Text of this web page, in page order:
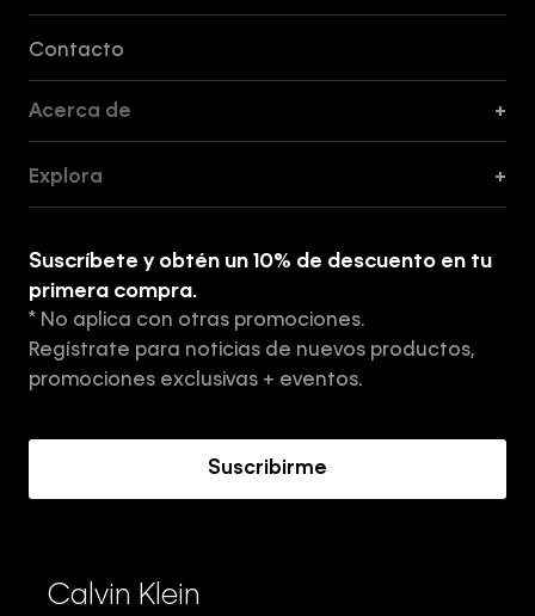
Contacto
Acerca de +
Tiendas
Aviso de privacidad
Términos y Condiciones
Explora +
Suscríbete y obtén un 10% de descuento en tu
primera compra.
* No aplica con otras promociones.
Regístrate para noticias de nuevos productos,
promociones exclusivas + eventos.
Suscribirme
Calvin Klein